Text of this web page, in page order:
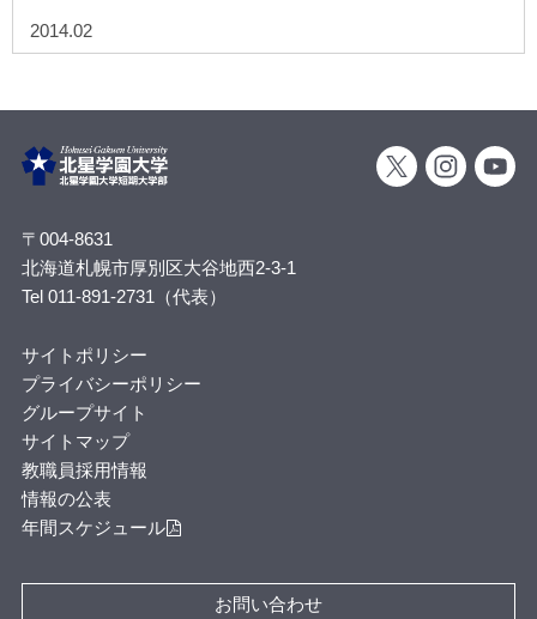
2014.02
〒004-8631
北海道札幌市厚別区大谷地西2-3-1
Tel 011-891-2731（代表）
サイトポリシー
プライバシーポリシー
グループサイト
サイトマップ
教職員採用情報
情報の公表
年間スケジュール
お問い合わせ